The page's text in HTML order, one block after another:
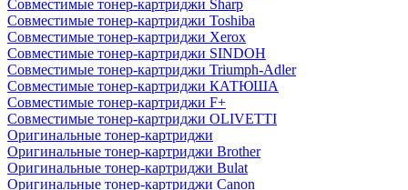
Совместимые тонер-картриджи Sharp
Совместимые тонер-картриджи Toshiba
Совместимые тонер-картриджи Xerox
Совместимые тонер-картриджи SINDOH
Совместимые тонер-картриджи Triumph-Adler
Совместимые тонер-картриджи КАТЮША
Совместимые тонер-картриджи F+
Совместимые тонер-картриджи OLIVETTI
Оригинальные тонер-картриджи
Оригинальные тонер-картриджи Brother
Оригинальные тонер-картриджи Bulat
Оригинальные тонер-картриджи Canon